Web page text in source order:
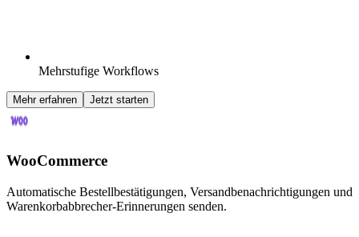
Mehrstufige Workflows
Mehr erfahren Jetzt starten
WooCommerce
Automatische Bestellbestätigungen, Versandbenachrichtigungen und
Warenkorbabbrecher-Erinnerungen senden.